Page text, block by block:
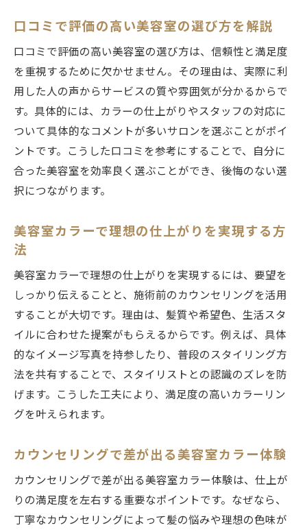
口コミで評価の高い美容室の選び方を解説
口コミで評価の高い美容室の選び方は、信頼性と満足度
を重視するために欠かせません。その理由は、実際に利
用した人の声からサービスの質や雰囲気が分かるからで
す。具体的には、カラーの仕上がりやスタッフの対応に
ついて具体的なコメントが多いサロンを選ぶことがポイ
ントです。こうした口コミを参考にすることで、自分に
合った美容室を効率良く選ぶことができ、後悔のない選
択につながります。
美容室カラーで理想の仕上がりを実現する方
法
美容室カラーで理想の仕上がりを実現するには、要望を
しっかり伝えることと、施術前のカウンセリングを活用
することが大切です。理由は、髪質や希望色、生活スタ
イルに合わせた提案がもらえるからです。例えば、具体
的なイメージ写真を持参したり、普段のスタイリング方
法を共有することで、スタイリストとの認識のズレを防
げます。こうした工夫により、満足度の高いカラーリン
グを叶えられます。
カウンセリングで差が出る美容室カラー体験
カウンセリングで差が出る美容室カラー体験は、仕上が
りの満足度を左右する重要なポイントです。なぜなら、
丁寧なカウンセリングによって髪の悩みや理想の色味が